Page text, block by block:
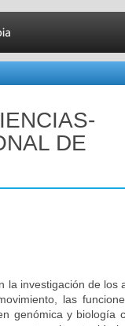
DE
la investigación de los
las
genómica y biología